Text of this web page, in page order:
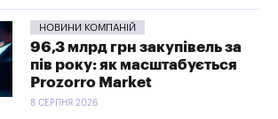
НОВИНИ КОМПАНІЙ
96,3 млрд грн закупівель за
пів року: як масштабується
Prozorro Market
8 СЕРПНЯ 2026